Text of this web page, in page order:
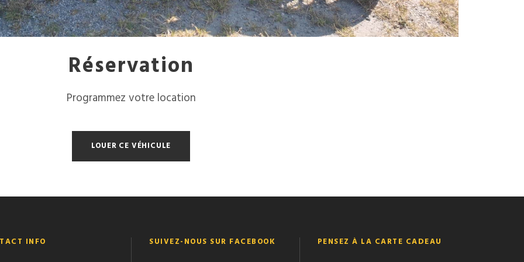
Réservation
Programmez votre location
LOUER CE VÉHICULE
INFO SUIVEZ-NOUS SUR FACEBOOK PENSEZ À LA CARTE CADEAU